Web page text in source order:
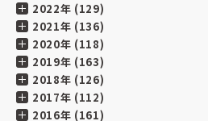
2022年 (129)
2021年 (136)
2020年 (118)
2019年 (163)
2018年 (126)
2017年 (112)
2016年 (161)